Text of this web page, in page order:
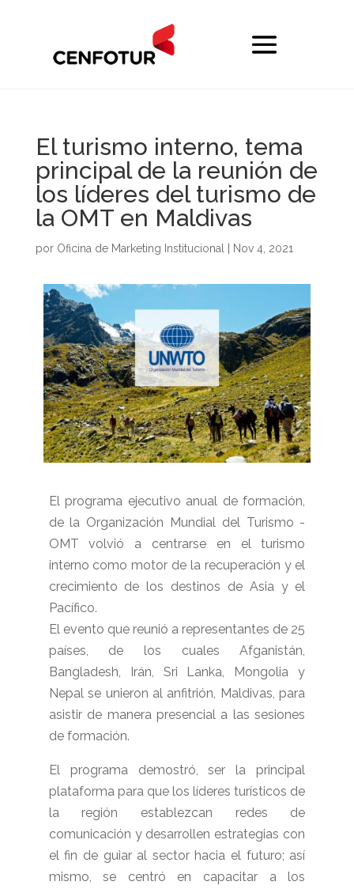
El turismo interno, tema
principal de la reunión de
los líderes del turismo de
la OMT en Maldivas
por Oficina de Marketing Institucional Nov 4, 2021
El programa ejecutivo anual de formación,
de la Organización Mundial del Turismo -
OMT volvió a centrarse en el turismo
interno como motor de la recuperación y el
crecimiento de los destinos de Asia y el
Pacífico.
El evento que reunió a representantes de 25
países, de los cuales Afganistán,
Bangladesh, Irán, Sri Lanka, Mongolia y
Nepal se unieron al anfitrión, Maldivas, para
asistir de manera presencial a las sesiones
de formación.
El programa demostró, ser la principal
plataforma para que los líderes turísticos de
la región establezcan redes de
comunicación y desarrollen estrategias con
el fin de guiar al sector hacia el futuro; así
mismo, se centró en capacitar a los